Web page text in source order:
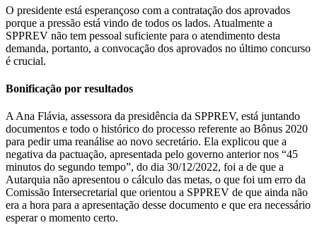
O presidente está esperançoso com a contratação dos aprovados
porque a pressão está vindo de todos os lados. Atualmente a
SPPREV não tem pessoal suficiente para o atendimento desta
demanda, portanto, a convocação dos aprovados no último concurso
é crucial.
Bonificação por resultados
A Ana Flávia, assessora da presidência da SPPREV, está juntando
documentos e todo o histórico do processo referente ao Bônus 2020
para pedir uma reanálise ao novo secretário. Ela explicou que a
negativa da pactuação, apresentada pelo governo anterior nos “45
minutos do segundo tempo”, do dia 30/12/2022, foi a de que a
Autarquia não apresentou o cálculo das metas, o que foi um erro da
Comissão Intersecretarial que orientou a SPPREV de que ainda não
era a hora para a apresentação desse documento e que era necessário
esperar o momento certo.